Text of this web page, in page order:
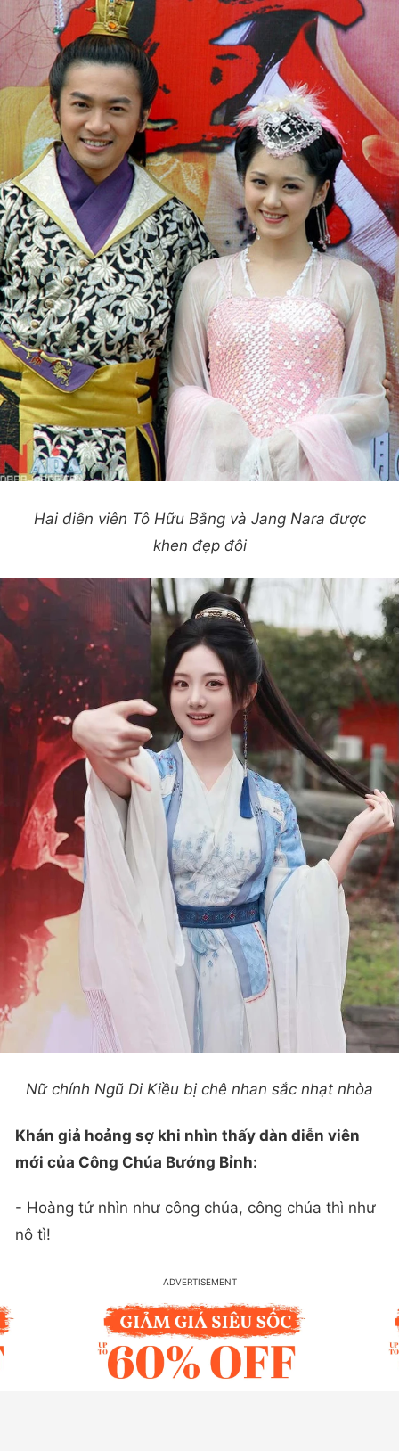
Hai diễn viên Tô Hữu Bằng và Jang Nara được
khen đẹp đôi
Nữ chính Ngũ Di Kiều bị chê nhan sắc nhạt nhòa
Khán giả hoảng sợ khi nhìn thấy dàn diễn viên
mới của Công Chúa Bướng Bỉnh:
- Hoàng tử nhìn như công chúa, công chúa thì như
nô tì!